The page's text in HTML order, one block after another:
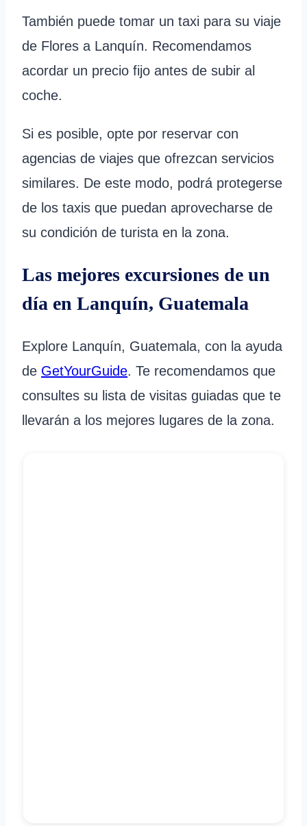
También puede tomar un taxi para su viaje
de Flores a Lanquín. Recomendamos
acordar un precio fijo antes de subir al
coche.
Si es posible, opte por reservar con
agencias de viajes que ofrezcan servicios
similares. De este modo, podrá protegerse
de los taxis que puedan aprovecharse de
su condición de turista en la zona.
Las mejores excursiones de un
día en Lanquín, Guatemala
Explore Lanquín, Guatemala, con la ayuda
de GetYourGuide. Te recomendamos que
consultes su lista de visitas guiadas que te
llevarán a los mejores lugares de la zona.